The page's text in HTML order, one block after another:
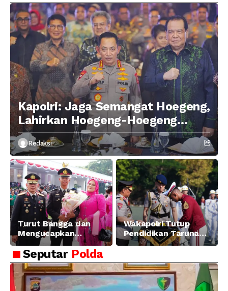
Kapolri: Jaga Semangat Hoegeng,
Lahirkan Hoegeng-Hoegeng
Berikutnya
Redaksi
Turut Bangga dan
Mengucapkan
Selamat dan Sukses
Atas Pelantikan
Putra Brigjen Pol Drs,
A.M Kamal. Sebagai
Perwira Polri Lulusan
Wakapolri Tutup
Pendidikan Taruna
Akpol Angkatan ke-
Amanat Kapolri
kepada 282 Capaja
Seputar Polda